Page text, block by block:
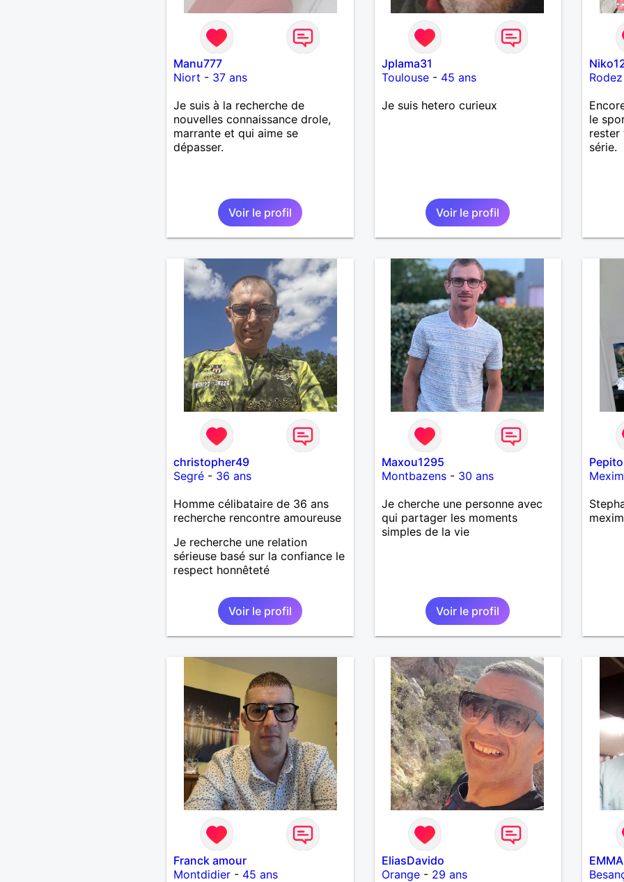
Manu777
Niort - 37 ans
Je suis à la recherche de
nouvelles connaissance drole,
marrante et qui aime se
dépasser.
Voir le profil
Jplama31
Toulouse- 45 ans
Je suis hetero curieux
Voir le profil
Rodez
le
rester
série.
christopher49
Segré- 36 ans
Homme célibataire de 36 ans
recherche rencontre amoureuse
Je recherche une relation
sérieuse basé sur la confiance le
respect honnêteté
Voir le profil
Maxou1295
Montbazens- 30 ans
Je cherche une personne avec
qui partager les moments
simples de la vie
Voir le profil
Franck amour
Montdidier- 45 ans
EliasDavido
Orange- 29 ans